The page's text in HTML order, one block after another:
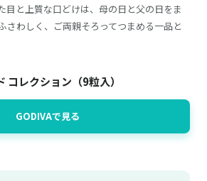
目と上質な口どけは、母の日と父の日をま
さわしく、ご両親そろってつまめる一品と
コレクション（9粒入）
GODIVAで見る